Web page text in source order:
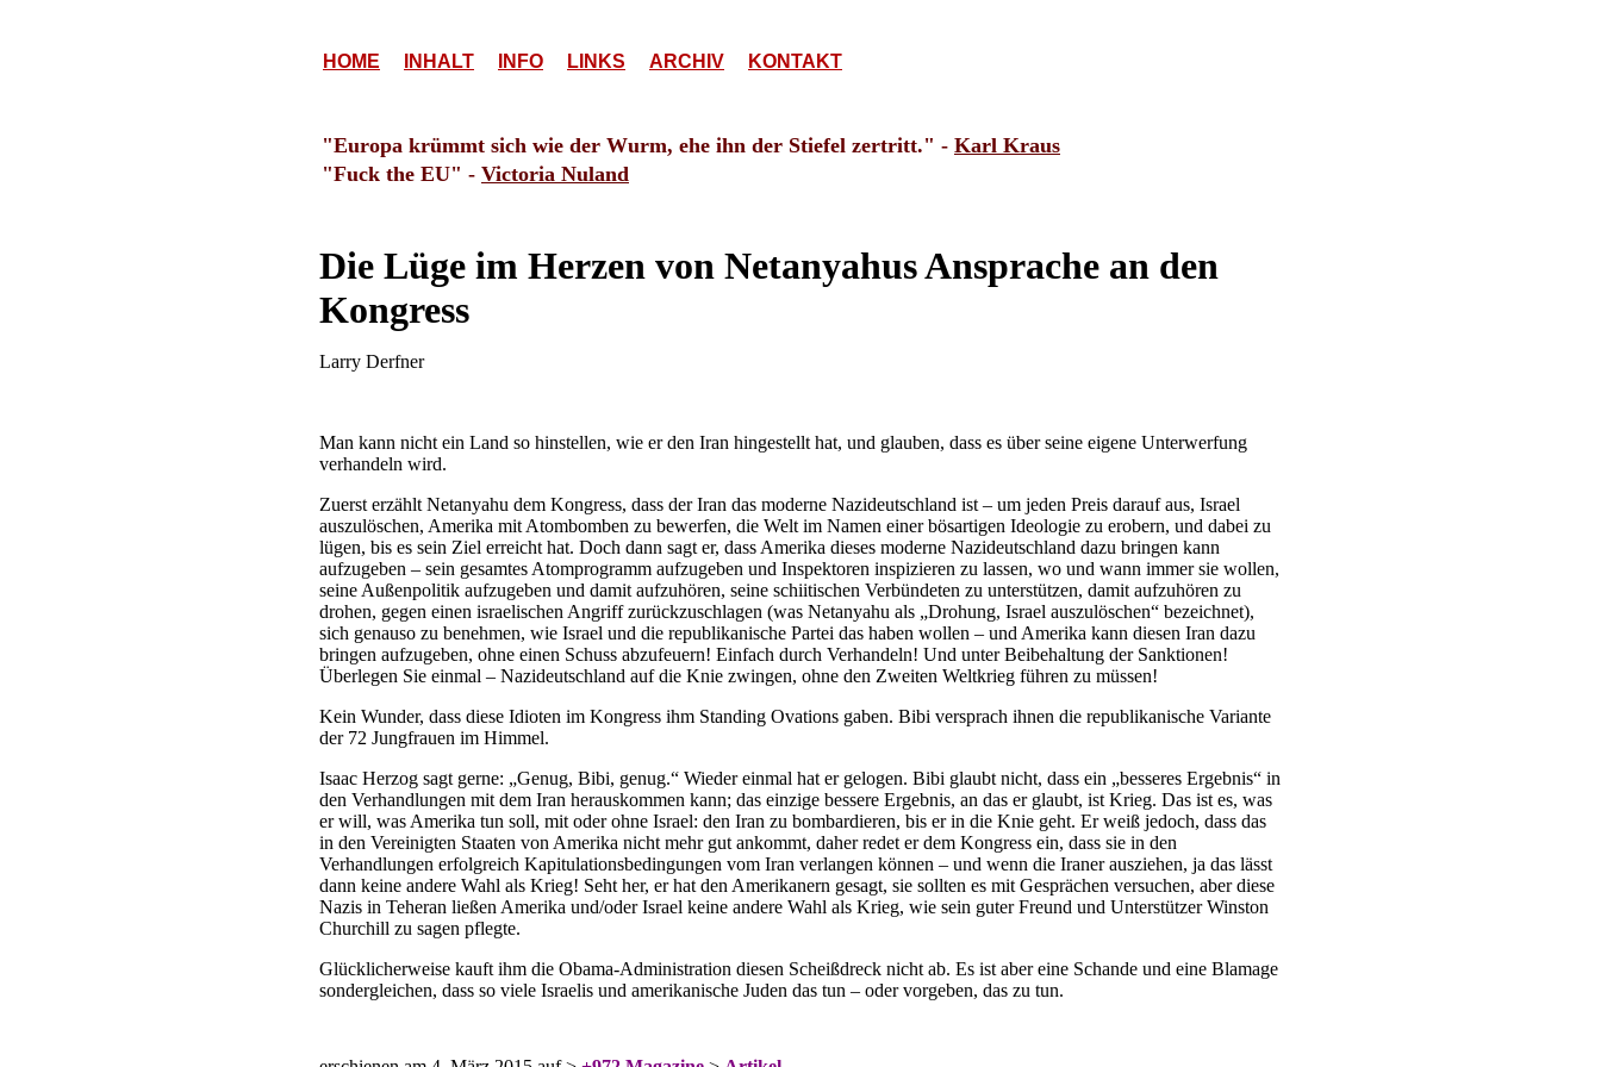
HOME INHALT INFO LINKS ARCHIV KONTAKT
"Europa krümmt sich wie der Wurm, ehe ihn der Stiefel zertritt." - Karl Kraus
"Fuck the EU" - Victoria Nuland
Die Lüge im Herzen von Netanyahus Ansprache an den
Kongress
Larry Derfner
Man kann nicht ein Land so hinstellen, wie er den Iran hingestellt hat, und glauben, dass es über seine eigene Unterwerfung
verhandeln wird.
Zuerst erzählt Netanyahu dem Kongress, dass der Iran das moderne Nazideutschland ist – um jeden Preis darauf aus, Israel
auszulöschen, Amerika mit Atombomben zu bewerfen, die Welt im Namen einer bösartigen Ideologie zu erobern, und dabei zu
lügen, bis es sein Ziel erreicht hat. Doch dann sagt er, dass Amerika dieses moderne Nazideutschland dazu bringen kann
aufzugeben – sein gesamtes Atomprogramm aufzugeben und Inspektoren inspizieren zu lassen, wo und wann immer sie wollen,
seine Außenpolitik aufzugeben und damit aufzuhören, seine schiitischen Verbündeten zu unterstützen, damit aufzuhören zu
drohen, gegen einen israelischen Angriff zurückzuschlagen (was Netanyahu als „Drohung, Israel auszulöschen“ bezeichnet),
sich genauso zu benehmen, wie Israel und die republikanische Partei das haben wollen – und Amerika kann diesen Iran dazu
bringen aufzugeben, ohne einen Schuss abzufeuern! Einfach durch Verhandeln! Und unter Beibehaltung der Sanktionen!
Überlegen Sie einmal – Nazideutschland auf die Knie zwingen, ohne den Zweiten Weltkrieg führen zu müssen!
Kein Wunder, dass diese Idioten im Kongress ihm Standing Ovations gaben. Bibi versprach ihnen die republikanische Variante
der 72 Jungfrauen im Himmel.
Isaac Herzog sagt gerne: „Genug, Bibi, genug.“ Wieder einmal hat er gelogen. Bibi glaubt nicht, dass ein „besseres Ergebnis“ in
den Verhandlungen mit dem Iran herauskommen kann; das einzige bessere Ergebnis, an das er glaubt, ist Krieg. Das ist es, was
er will, was Amerika tun soll, mit oder ohne Israel: den Iran zu bombardieren, bis er in die Knie geht. Er weiß jedoch, dass das
in den Vereinigten Staaten von Amerika nicht mehr gut ankommt, daher redet er dem Kongress ein, dass sie in den
Verhandlungen erfolgreich Kapitulationsbedingungen vom Iran verlangen können – und wenn die Iraner ausziehen, ja das lässt
dann keine andere Wahl als Krieg! Seht her, er hat den Amerikanern gesagt, sie sollten es mit Gesprächen versuchen, aber diese
Nazis in Teheran ließen Amerika und/oder Israel keine andere Wahl als Krieg, wie sein guter Freund und Unterstützer Winston
Churchill zu sagen pflegte.
Glücklicherweise kauft ihm die Obama-Administration diesen Scheißdreck nicht ab. Es ist aber eine Schande und eine Blamage
sondergleichen, dass so viele Israelis und amerikanische Juden das tun – oder vorgeben, das zu tun.